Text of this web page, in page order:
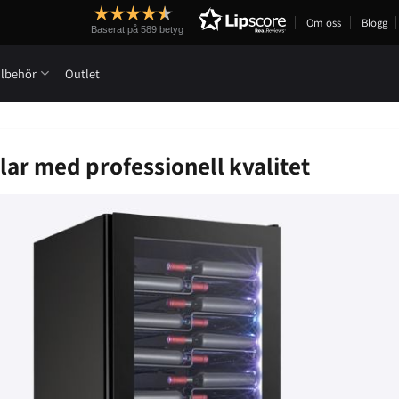
Baserat på 589 betyg Om oss Blogg
Outlet
med professionell kvalitet